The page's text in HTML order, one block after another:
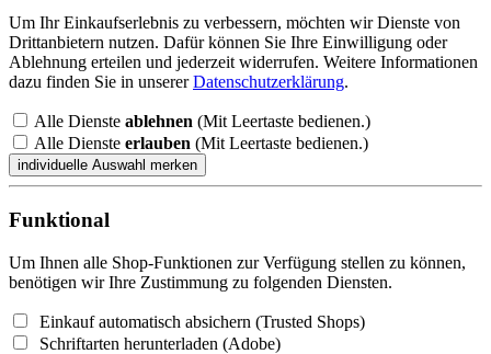
Um Ihr Einkaufserlebnis zu verbessern, möchten wir Dienste von
Drittanbietern nutzen. Dafür können Sie Ihre Einwilligung oder
Ablehnung erteilen und jederzeit widerrufen. Weitere Informationen
dazu finden Sie in unsererDatenschutzerklärung.
Alle Dienste ablehnen (Mit Leertaste bedienen.)
Alle Dienste erlauben (Mit Leertaste bedienen.)
Funktional
Um Ihnen alle Shop-Funktionen zur Verfügung stellen zu können,
benötigen wir Ihre Zustimmung zu folgenden Diensten.
Einkauf automatisch absichern (Trusted Shops)
Schriftarten herunterladen (Adobe)